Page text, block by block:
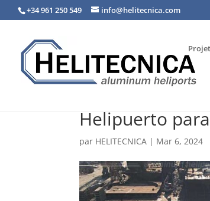
+34 961 250 549 info@helitecnica.com
Helipuerto
par HELITECNICA | Mar 6, 2024